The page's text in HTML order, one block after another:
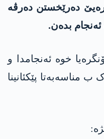
دەرێخستن دەرڤە
بدەن.
خوە ئەنجامدا و
ب مناسەبەتا پێکئانینا